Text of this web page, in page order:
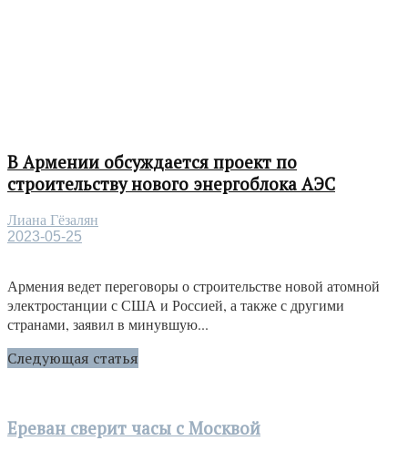
В Армении обсуждается проект по
строительству нового энергоблока АЭС
Лиана Гёзалян
2023-05-25
Армения ведет переговоры о строительстве новой атомной
электростанции с США и Россией, а также с другими
странами, заявил в минувшую...
Следующая статья
Ереван сверит часы с Москвой